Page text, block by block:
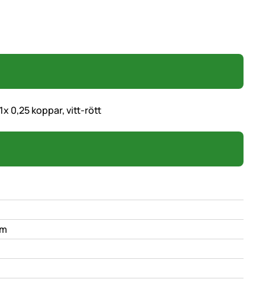
0,25 koppar, vitt-rött